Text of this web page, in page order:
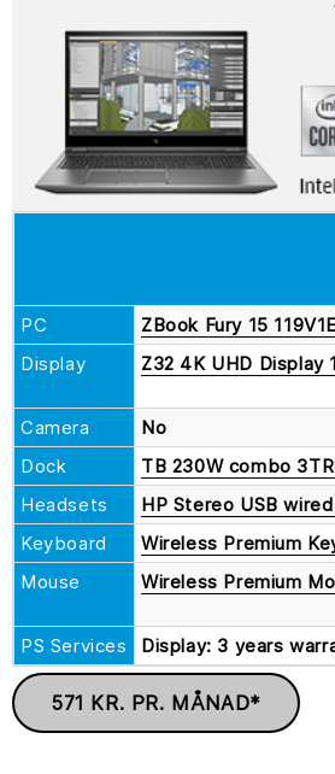
PC
ZBook Fury 15
Display
Z32 4K UHD Display
Camera
No
Dock
TB 230W combo
Headsets
HP Stereo USB
Keyboard
Wireless Premium
Mouse
Wireless Premium
PS Services Display: 3 years
571 KR. PR. MÅNAD*